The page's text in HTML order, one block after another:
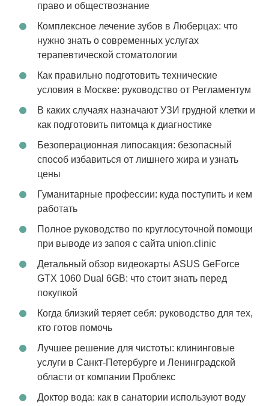
право и обществознание
Комплексное лечение зубов в Люберцах: что
нужно знать о современных услугах
терапевтической стоматологии
Как правильно подготовить технические
условия в Москве: руководство от Регламентум
В каких случаях назначают УЗИ грудной клетки и
как подготовить питомца к диагностике
Безоперационная липосакция: безопасный
способ избавиться от лишнего жира и узнать
цены
Гуманитарные профессии: куда поступить и кем
работать
Полное руководство по круглосуточной помощи
при выводе из запоя с сайта union.clinic
Детальный обзор видеокарты ASUS GeForce
GTX 1060 Dual 6GB: что стоит знать перед
покупкой
Когда близкий теряет себя: руководство для тех,
кто готов помочь
Лучшее решение для чистоты: клининговые
услуги в Санкт-Петербурге и Ленинградской
области от компании Проблекс
Доктор вода: как в санатории используют воду